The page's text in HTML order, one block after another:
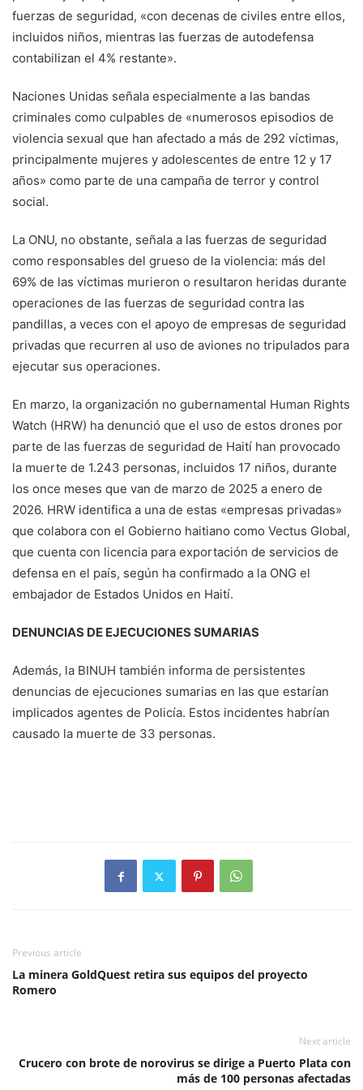
fuerzas de seguridad, «con decenas de civiles entre ellos,
incluidos niños, mientras las fuerzas de autodefensa
contabilizan el 4% restante».
Naciones Unidas señala especialmente a las bandas
criminales como culpables de «numerosos episodios de
violencia sexual que han afectado a más de 292 víctimas,
principalmente mujeres y adolescentes de entre 12 y 17
años» como parte de una campaña de terror y control
social.
La ONU, no obstante, señala a las fuerzas de seguridad
como responsables del grueso de la violencia: más del
69% de las víctimas murieron o resultaron heridas durante
operaciones de las fuerzas de seguridad contra las
pandillas, a veces con el apoyo de empresas de seguridad
privadas que recurren al uso de aviones no tripulados para
ejecutar sus operaciones.
En marzo, la organización no gubernamental Human Rights
Watch (HRW) ha denunció que el uso de estos drones por
parte de las fuerzas de seguridad de Haití han provocado
la muerte de 1.243 personas, incluidos 17 niños, durante
los once meses que van de marzo de 2025 a enero de
2026. HRW identifica a una de estas «empresas privadas»
que colabora con el Gobierno haitiano como Vectus Global,
que cuenta con licencia para exportación de servicios de
defensa en el país, según ha confirmado a la ONG el
embajador de Estados Unidos en Haití.
DENUNCIAS DE EJECUCIONES SUMARIAS
Además, la BINUH también informa de persistentes
denuncias de ejecuciones sumarias en las que estarían
implicados agentes de Policía. Estos incidentes habrían
causado la muerte de 33 personas.
Previous article
La minera GoldQuest retira sus equipos del proyecto
Romero
Next article
Crucero con brote de norovirus se dirige a Puerto Plata con
más de 100 personas afectadas